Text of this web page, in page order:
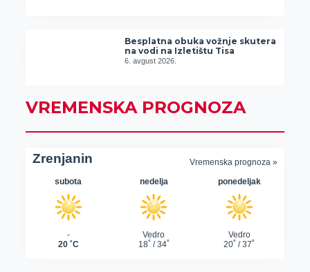
Besplatna obuka vožnje skutera
na vodi na Izletištu Tisa
6. avgust 2026.
VREMENSKA PROGNOZA